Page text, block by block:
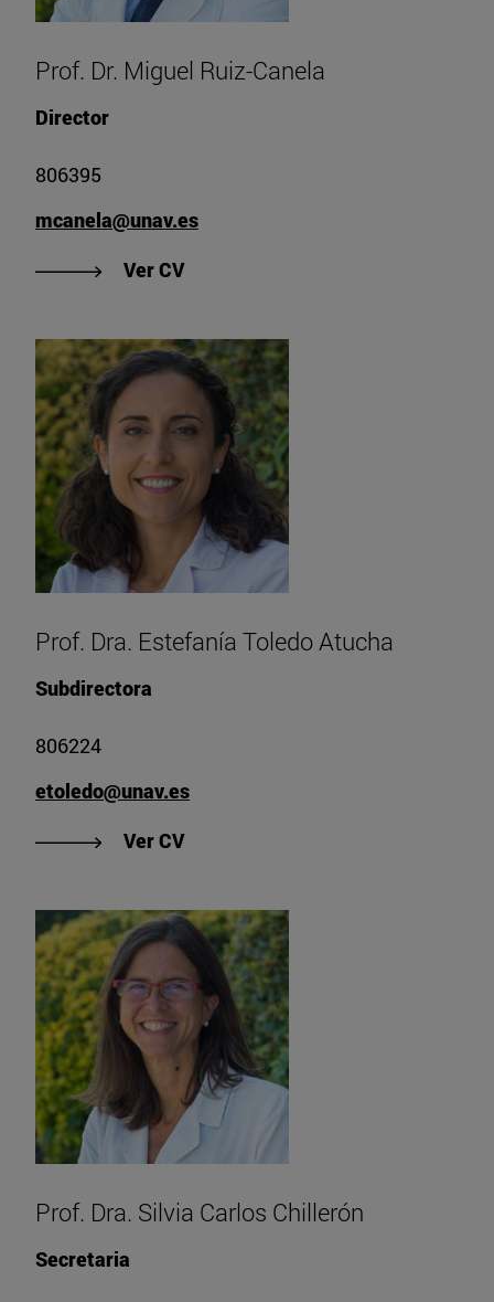
Prof. Dr. Miguel Ruiz-Canela
Director
806395
mcanela@unav.es
Ver CV"Ver CV de Prof. Dr. Miguel Ruiz-
Prof. Dra. Estefanía Toledo Atucha
Subdirectora
806224
etoledo@unav.es
Ver CV"Ver CV de Prof. Dra. Estefanía
Prof. Dra. Silvia Carlos Chillerón
Secretaria